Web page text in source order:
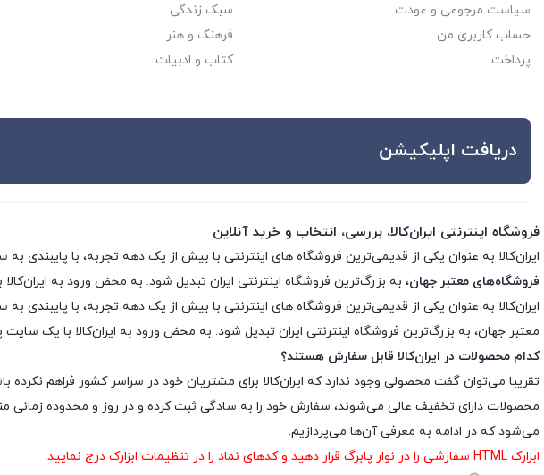
سیاست مرجوعی و عودت
حساب کاربری من
پرداخت
سبک زندگی
فرهنگ و هنر
کتاب و ادبیات
دریافت اپلیکیشن
فروشگاه اینترنتی ایران‌کالا، بررسی، انتخاب و خرید آنلاین
ایران‌کالا به عنوان یکی از قدیمی‌ترین فروشگاه های اینترنتی با بیش از یک دهه تجربه، با پایبندی به سه اصل کلیدی، پرداخت در محل، ۷ روز ضمانت بازگشت
فروشگاه‌های معتبر جهان، به بزرگ‌ترین فروشگاه اینترنتی ایران تبدیل شود. به محض ورود به
معتبر جهان، به بزرگ‌ترین فروشگاه اینترنتی ایران تبدیل شود. به محض ورود به ایران‌کالا با یک
کدام محصولات در ایران‌کالا قابل سفارش هستند؟
تقریبا می‌توان گفت محصولی وجود ندارد که ایران‌کالا برای مشتریان خود در سراسر کشور فراهم
محصولات دارای تخفیف عالی می‌شوند، سفارش خود را به سادگی ثبت کرده و در روز و محدوده زمانی
می‌شود که در ادامه به معرفی آن‌ها می‌پردازیم.
ابزارک HTML سفارشی را در نوار پابرگ قرار دهید و کدهای نماد را در تنظیمات ابزارک درج نمایید.